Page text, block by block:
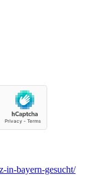
in-bayern-gesucht/